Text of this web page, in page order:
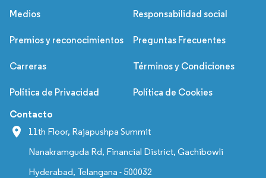
Medios Responsabilidad social
Premios y reconocimientos Preguntas Frecuentes
Carreras Términos y Condiciones
Política de Privacidad Política de Cookies
Contacto
11th Floor, Rajapushpa Summit
Nanakramguda Rd, Financial District, Gachibowli
Hyderabad, Telangana - 500032